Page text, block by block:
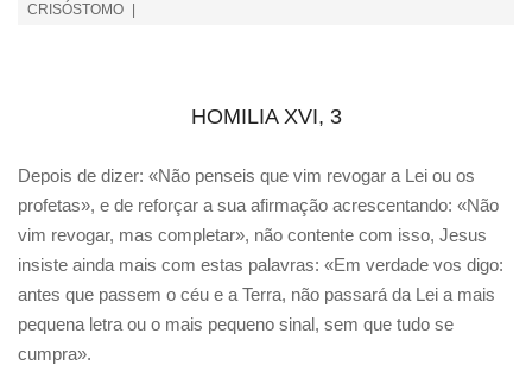
CRISÓSTOMO
HOMILIA XVI, 3
Depois de dizer: «Não penseis que vim revogar a Lei ou os
profetas», e de reforçar a sua afirmação acrescentando: «Não
vim revogar, mas completar», não contente com isso, Jesus
insiste ainda mais com estas palavras: «Em verdade vos digo:
antes que passem o céu e a Terra, não passará da Lei a mais
pequena letra ou o mais pequeno sinal, sem que tudo se
cumpra».